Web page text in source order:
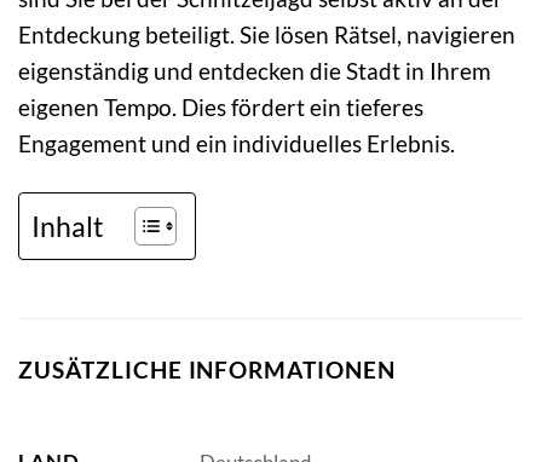
Entdeckung beteiligt. Sie lösen Rätsel, navigieren
eigenständig und entdecken die Stadt in Ihrem
eigenen Tempo. Dies fördert ein tieferes
Engagement und ein individuelles Erlebnis.
Inhalt
ZUSÄTZLICHE INFORMATIONEN